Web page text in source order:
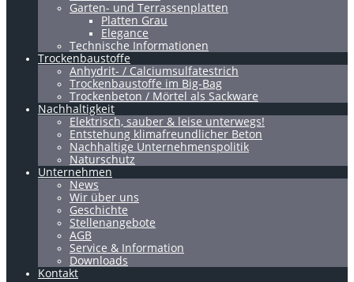
Garten- und Terrassenplatten
Platten Grau
Elegance
Technische Informationen
Trockenbaustoffe
Anhydrit- / Calciumsulfatestrich
Trockenbaustoffe im Big-Bag
Trockenbeton / Mörtel als Sackware
Nachhaltigkeit
Elektrisch, sauber & leise unterwegs!
Entstehung klimafreundlicher Beton
Nachhaltige Unternehmenspolitik
Naturschutz
Unternehmen
News
Wir über uns
Geschichte
Stellenangebote
AGB
Service & Information
Downloads
Kontakt